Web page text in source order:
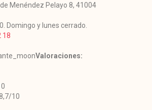
Menéndez Pelayo 8, 41004
Domingo y lunes cerrado.
18
Valoraciones:
10